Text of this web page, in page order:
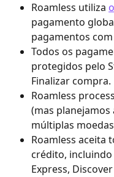
Roamless utiliza
pagamento
pagamentos
Todos os
protegidos pelo
Finalizar compra.
Roamless
(mas
múltiplas
Roamless aceita
crédito, incluindo
Express,